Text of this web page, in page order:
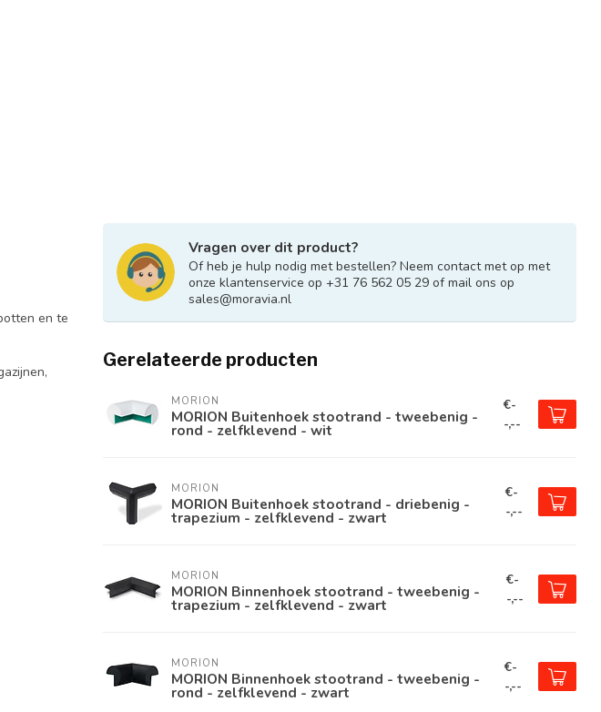
en te
Vragen over dit product?
Of heb je hulp nodig met bestellen? Neem contact met op met
onze klantenservice op +31 76 562 05 29 of mail ons op
sales@moravia.nl
Gerelateerde producten
MORION
MORION Buitenhoek stootrand - tweebenig -
rond - zelfklevend - wit
€-
-,--
MORION
MORION Buitenhoek stootrand - driebenig -
trapezium - zelfklevend - zwart
€-
-,--
MORION
MORION Binnenhoek stootrand - tweebenig -
trapezium - zelfklevend - zwart
€-
-,--
MORION
MORION Binnenhoek stootrand - tweebenig -
rond - zelfklevend - zwart
€-
-,--